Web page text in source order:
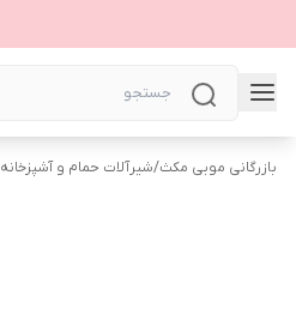
بازرگانی موبی مکث/شیرآلات حمام و آشپزخانه